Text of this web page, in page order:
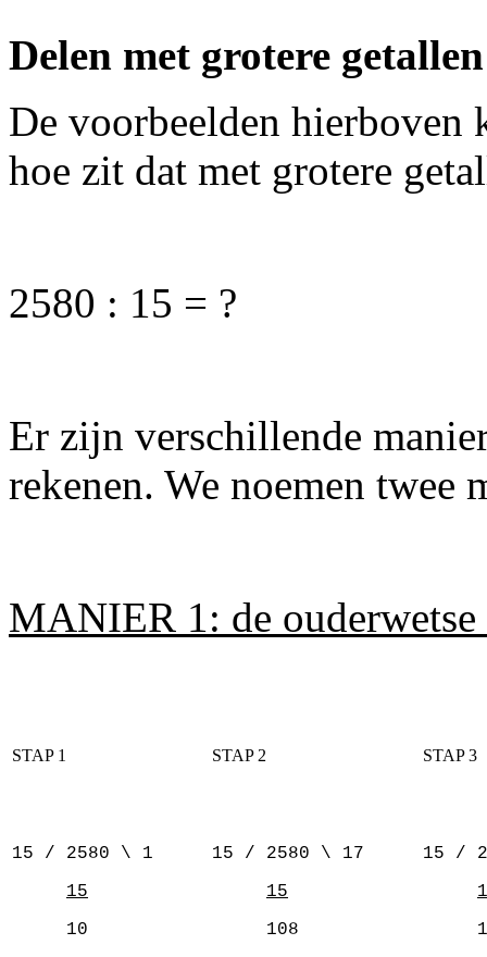
Delen met grotere getallen
De voorbeelden
hoe zit dat met grotere
2580 : 15 = ?
Er zijn verschillende
rekenen. We noemen twee
MANIER 1: de ouderwetse
STAP 1 STAP 2 STAP 3
15 / 2580 \ 1
15
10
15 / 2580 \ 17
15
108
15 /